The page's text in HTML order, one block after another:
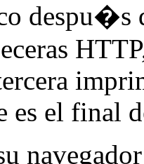
despu�s
es el final